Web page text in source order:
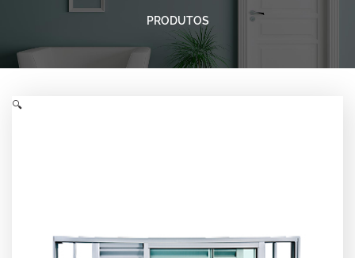
PRODUTOS
🔍